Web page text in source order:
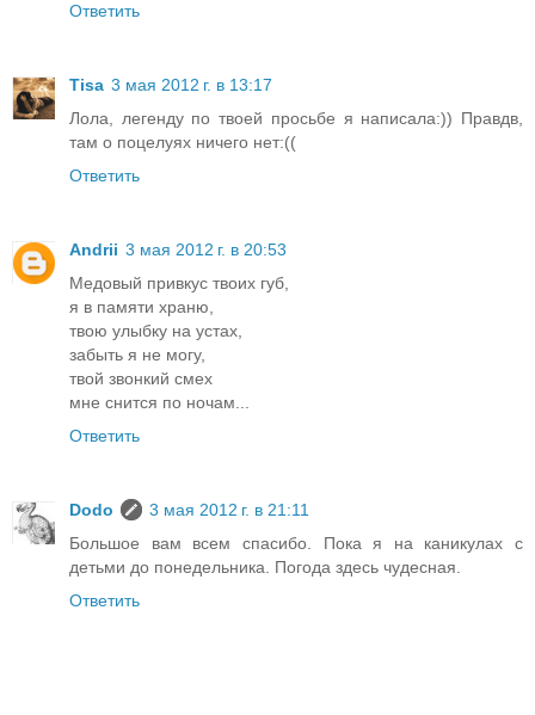
Ответить
Tisa 3 мая 2012 г. в 13:17
Лола, легенду по твоей просьбе я написала:)) Правдв,
там о поцелуях ничего нет:((
Ответить
Andrii 3 мая 2012 г. в 20:53
Медовый привкус твоих губ,
я в памяти храню,
твою улыбку на устах,
забыть я не могу,
твой звонкий смех
мне снится по ночам...
Ответить
Dodo
3 мая 2012 г. в 21:11
Большое вам всем спасибо. Пока я на каникулах с
детьми до понедельника. Погода здесь чудесная.
Ответить